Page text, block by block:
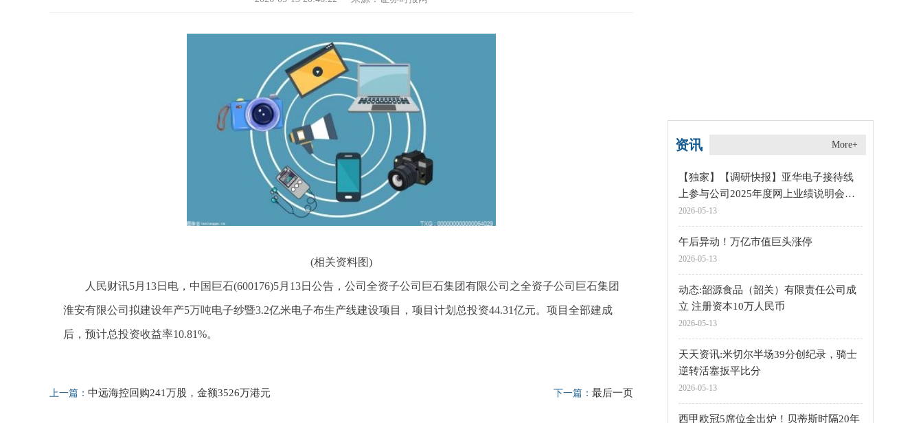
(相关资料图)
人民财讯5月13日电，中国巨石(600176)5月13日公告，公司全资子公司巨石集团有限公司之全资子公司巨石集团
淮安有限公司拟建设年产5万吨电子纱暨3.2亿米电子布生产线建设项目，项目计划总投资44.31亿元。项目全部建成
后，预计总投资收益率10.81%。
上一篇： 中远海控回购241万股，金额3526万港元 下一篇： 最后一页
资讯 More+
【独家】【调研快报】亚华电子接待线
上参与公司2025年度网上业绩说明会的
投资者调研
2026-05-13
午后异动！万亿市值巨头涨停
2026-05-13
动态:韶源食品（韶关）有限责任公司成
立 注册资本10万人民币
2026-05-13
天天资讯:米切尔半场39分创纪录，骑士
逆转活塞扳平比分
2026-05-13
西甲欧冠5席位全出炉！贝蒂斯时隔20年